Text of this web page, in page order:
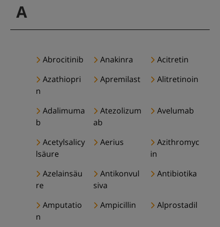
A
Abrocitinib Anakinra
Acitretin
Azathiopri
n
Apremilast Alitretinoin
Adalimuma
b
Atezolizum
ab
Avelumab
Acetylsalicy
lsäure
Aerius
Azithromyc
in
Azelainsäu
re
Antikonvul
siva
Antibiotika
Amputatio
n
Ampicillin Alprostadil